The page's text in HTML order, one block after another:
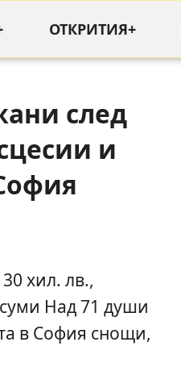
ОТКРИТИЯ+
след
и
хил. лв.,
Над 71 души
в София снощи,